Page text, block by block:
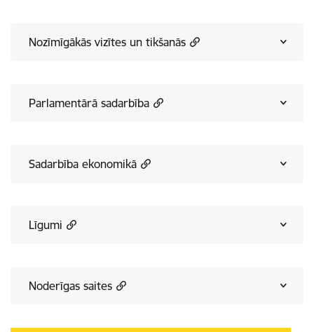
Nozīmīgākās vizītes un tikšanās
Parlamentārā sadarbība
Sadarbība ekonomikā
Līgumi
Noderīgas saites